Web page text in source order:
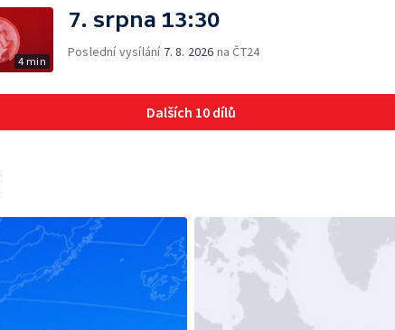
4 min
7. srpna 13:30
Poslední vysílání 7. 8. 2026 na ČT24
Dalších 10 dílů